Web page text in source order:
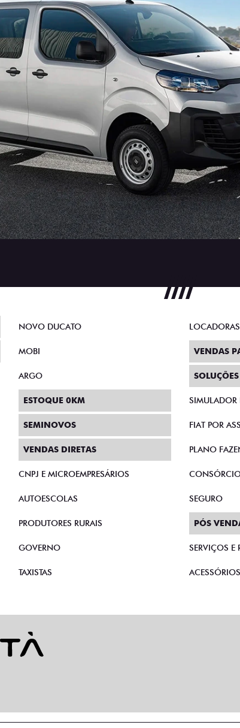
NOVO DUCATO
MOBI
ARGO
ESTOQUE 0KM
SEMINOVOS
VENDAS DIRETAS
CNPJ E MICROEMPRESÁRIOS
AUTOESCOLAS
PRODUTORES RURAIS
GOVERNO
TAXISTAS
LOCADORAS
VENDAS
SIMULADOR
FIAT POR
PLANO
SEGURO
PÓS
SERVIÇOS E